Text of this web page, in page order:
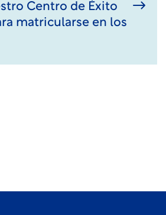
Centro de Éxito
matricularse en los